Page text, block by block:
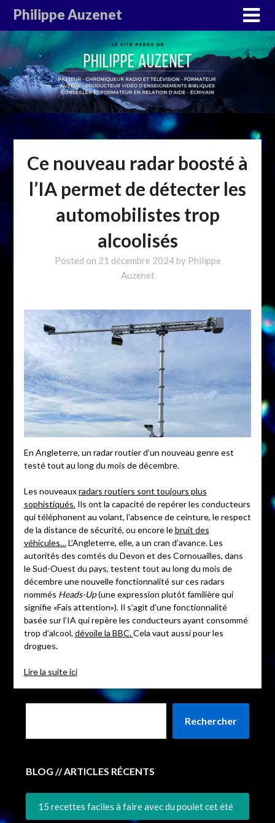
Philippe Auzenet
Ce nouveau radar boosté à
l’IA permet de détecter les
automobilistes trop
alcoolisés
Posted on 21 décembre 2024by Philippe
Auzenet
En Angleterre, un radar routier d’un nouveau genre est
testé tout au long du mois de décembre.
Les nouveauxradars routiers sont toujours plus
sophistiqués.Ils ont la capacité de repérer les conducteurs
qui téléphonent au volant, l’absence de ceinture, le respect
de la distance de sécurité, ou encore lebruit des
véhicules…L’Angleterre, elle, a un cran d’avance. Les
autorités des comtés du Devon et des Cornouailles, dans
le Sud-Ouest du pays, testent tout au long du mois de
décembre une nouvelle fonctionnalité sur ces radars
nommés Heads-Up(une expression plutôt familière qui
signifie «Fais attention»). Il s’agit d’une fonctionnalité
basée sur l’IA qui repère les conducteurs ayant consommé
trop d’alcool, dévoile la BBC.Cela vaut aussi pour les
drogues.
Lire la suite ici
Rechercher
BLOG // ARTICLES RÉCENTS
15 recettes faciles à faire avec du poulet cet été